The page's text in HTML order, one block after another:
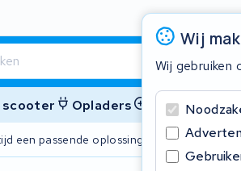
Beoordeling
Opladers Accessoires
een passende oplossing
Wij
Wij gebruiken